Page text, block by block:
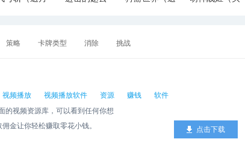
策略 卡牌类型 消除 挑战
视频播放 视频播放软件 资源 赚钱
软件
的视频资源库，可以看到任何你想
金让你轻松赚取零花小钱。
点击下载